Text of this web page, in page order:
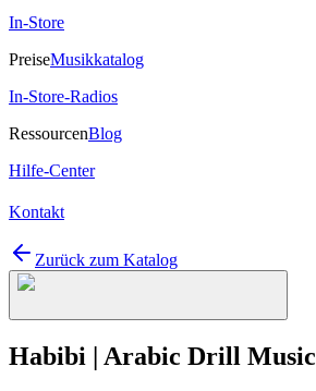
In-Store
PreiseMusikkatalog
In-Store-Radios
RessourcenBlog
Hilfe-Center
Kontakt
Zurück zum Katalog
Habibi | Arabic Drill Music